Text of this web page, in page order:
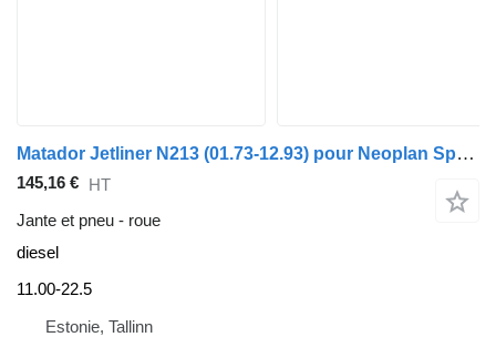
Matador Jetliner N213 (01.73-12.93) pour Neoplan Spaceliner, Skyliner, Jetliner, Cityliner (1973-)
145,16 € HT
Jante et pneu - roue
diesel
11.00-22.5
Estonie, Tallinn